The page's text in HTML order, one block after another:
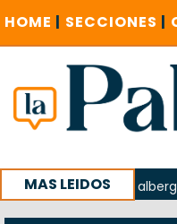
HOME | SECCIONES |
MAS LEIDOS
del albergue
sucursal del Correo